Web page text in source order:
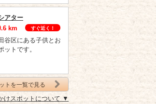
アター
km
すぐ近く！
谷区にある子供とお
ットです。
トを一覧で見る
けスポットについて ▼